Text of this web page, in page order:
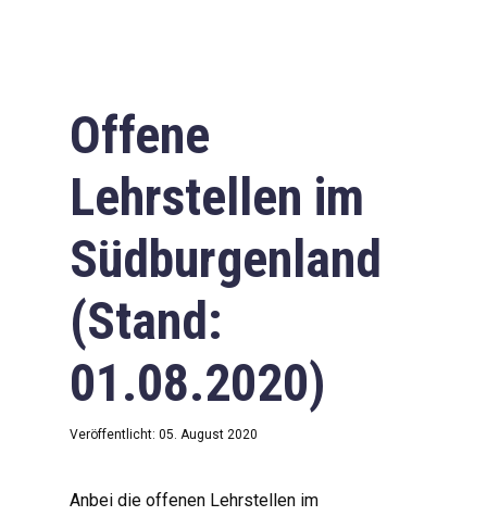
Offene
Lehrstellen im
Südburgenland
(Stand:
01.08.2020)
Veröffentlicht: 05. August 2020
Anbei die offenen Lehrstellen im